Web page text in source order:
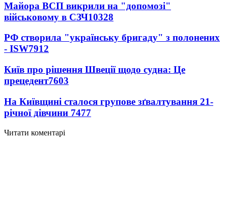
Майора ВСП викрили на "допомозі"
військовому в СЗЧ10328
РФ створила "українську бригаду" з полонених
- ISW7912
Київ про рішення Швеції щодо судна: Це
прецедент7603
На Київщині сталося групове зґвалтування 21-
річної дівчини 7477
Читати коментарі